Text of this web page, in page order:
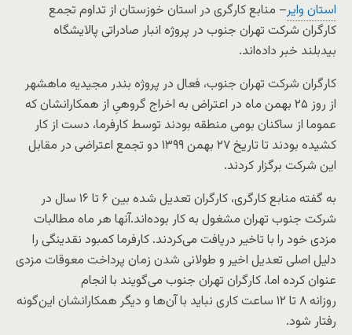
استان وایر– منابع کارگری در استان خوزستان از تداوم تجمع
کارگران شرکت تهران جنوب در پروژه انبار صادراتی پالایشگاه
بیدبلند خبر داده‌اند.
کارگران شرکت تهران جنوب، فعال در پروژه بندر مجیدیه ماهشهر
از روز ۲۵ بهمن ماه در اعتراض به اخراج گروهیِ از همکارانشان که
عموما از ساکنان بومی منطقه بودند توسط کارفرما، دست از کار
کشیده بودند تا تاریخ ۲۷ بهمن ۱۳۹۹ دو تجمع اعتراضی در مقابل
این شرکت برگزار کردند.
به گفته منابع کارگری، کارگران تعدیل شده بین ۶ تا ۱۶ سال در
شرکت جنوب تهران مشغول به کار بوده‌اند.آنها هر ماه مطالبات
مزدی خود را با تاخیر دریافت می‌کردند. کارفرما کمبود نقدینگی را
دلیل اصلی تعدیل اخیر و طولانی شدن زمان پرداخت معوقات مزدی
عنوان کرده اما، کارگران تهران جنوب می‌گویند با انجام
روزانه۸ تا ۱۲ ساعت کاری نباید با آن‌ها و دیگر همکارانشان این‌گونه
رفتار شود.